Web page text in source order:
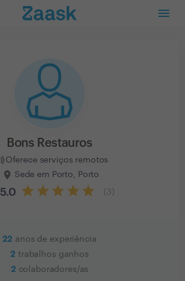
Bons Restauros
Oferece serviços remotos
Sede em Porto, Porto
5.0 3
22 anos de experiência
2 trabalhos ganhos
2 colaboradores/as